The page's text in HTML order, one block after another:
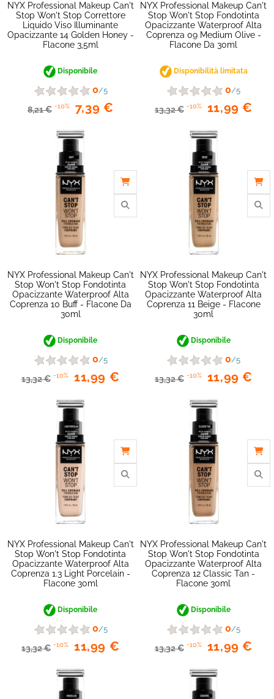
favorite_border
NYX Professional Makeup Can't
Stop Won't Stop Correttore
Liquido Viso Illuminante
Opacizzante 14 Golden Honey -
Flacone 3,5ml
Disponibile
0/5
8,21 € -10% 7,39 €
NYX Professional Makeup Can't
Stop Won't Stop Fondotinta
Opacizzante Waterproof Alta
Coprenza 09 Medium Olive -
Flacone Da 30ml
Disponibilità limitata
0/5
13,32 € -10% 11,99 €
NYX Professional Makeup Can't
Stop Won't Stop Fondotinta
Opacizzante Waterproof Alta
Coprenza 10 Buff - Flacone Da
30ml
Disponibile
0/5
13,32 € -10% 11,99 €
NYX Professional Makeup Can't
Stop Won't Stop Fondotinta
Opacizzante Waterproof Alta
Coprenza 11 Beige - Flacone
30ml
Disponibile
0/5
13,32 € -10% 11,99 €
NYX Professional Makeup Can't
Stop Won't Stop Fondotinta
Opacizzante Waterproof Alta
Coprenza 1.3 Light Porcelain -
Flacone 30ml
Disponibile
0/5
13,32 € -10% 11,99 €
NYX Professional Makeup Can't
Stop Won't Stop Fondotinta
Opacizzante Waterproof Alta
Coprenza 12 Classic Tan -
Flacone 30ml
Disponibile
0/5
13,32 € -10% 11,99 €